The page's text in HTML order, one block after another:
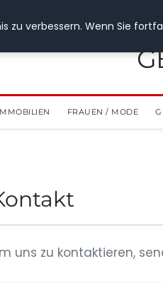
FRAUEN / MODE
uns zu kontaktieren,
zu verbessern. Wenn Sie